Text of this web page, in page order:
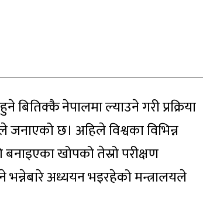
बितिक्कै नेपालमा ल्याउने गरी प्रक्रिया
छ। अहिले विश्वका विभिन्न
खोपको तेस्रो परीक्षण
भन्नेबारे अध्ययन भइरहेको मन्त्रालयले